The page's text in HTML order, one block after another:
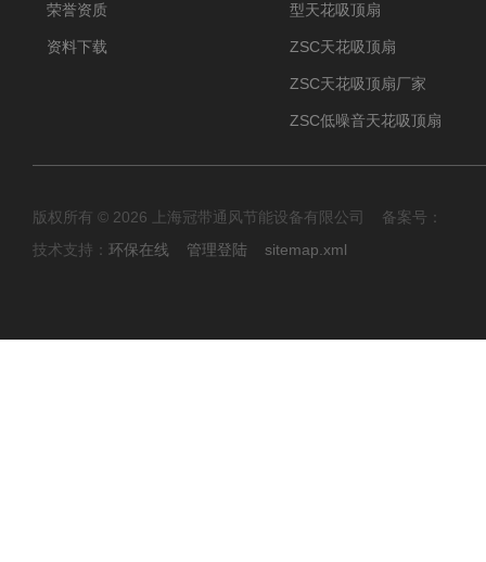
荣誉资质
资料下载
型天花吸顶扇
ZSC天花吸顶扇
ZSC天花吸顶扇厂家
ZSC低噪音天花吸顶扇
版权所有 © 2026 上海冠带通风节能设备有限公司 备案号：
技术支持： 环保在线 管理登陆 sitemap.xml